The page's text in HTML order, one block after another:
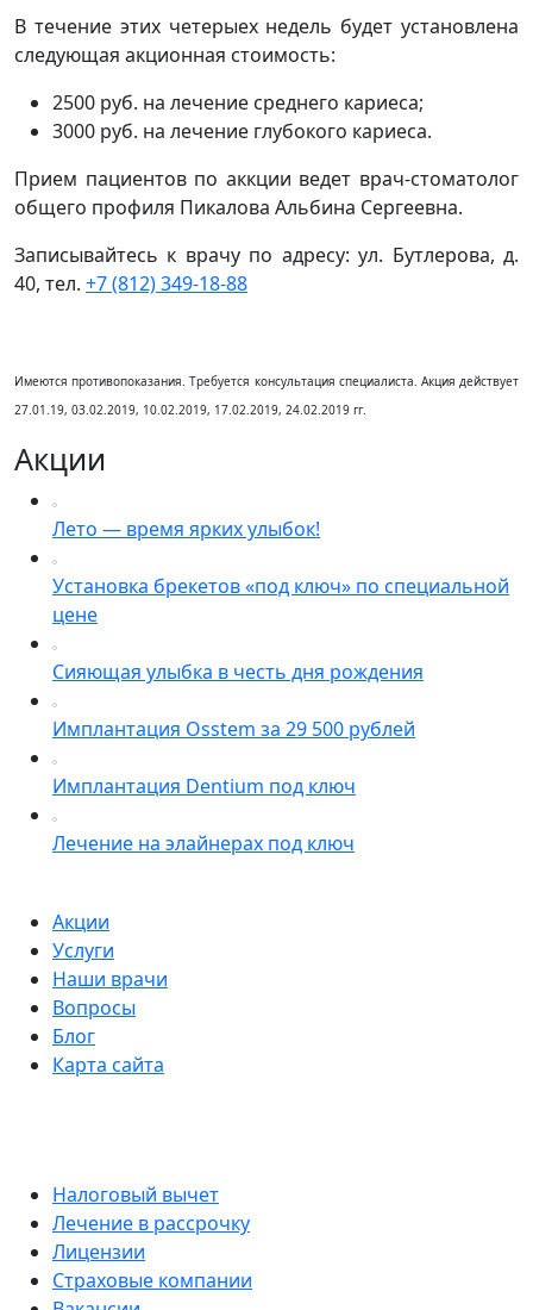
В течение этих четерыех недель будет установлена
следующая акционная стоимость:
2500 руб. на лечение среднего кариеса;
3000 руб. на лечение глубокого кариеса.
Прием пациентов по аккции ведет врач-стоматолог
общего профиля Пикалова Альбина Сергеевна.
Записывайтесь к врачу по адресу: ул. Бутлерова, д.
40, тел. +7 (812) 349-18-88
Имеются противопоказания. Требуется консультация специалиста. Акция действует
27.01.19, 03.02.2019, 10.02.2019, 17.02.2019, 24.02.2019 гг.
Акции
Лето — время ярких улыбок!
Установка брекетов «под ключ» по специальной
цене
Сияющая улыбка в честь дня рождения
Имплантация Osstem за 29 500 рублей
Имплантация Dentium под ключ
Лечение на элайнерах под ключ
Акции
Услуги
Наши врачи
Вопросы
Блог
Карта сайта
Налоговый вычет
Лечение в рассрочку
Лицензии
Страховые компании